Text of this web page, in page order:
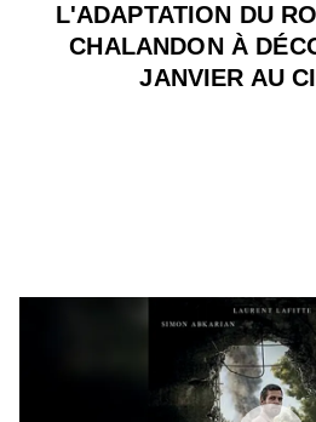
L'ADAPTATION DU
CHALANDON À
JANVIER AU